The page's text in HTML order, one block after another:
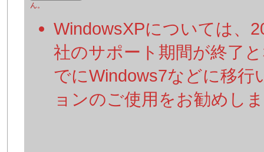
ん。
WindowsXPについては、
社のサポート期間が終了
でにWindows7などに移行
ョンのご使用をお勧めし